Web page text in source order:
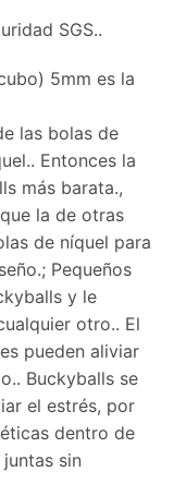
SGS..
5mm es la
las bolas de
Entonces la
más barata.,
la de otras
de níquel para
Pequeños
y le
otro.. El
pueden aliviar
Buckyballs se
el estrés, por
dentro de
sin